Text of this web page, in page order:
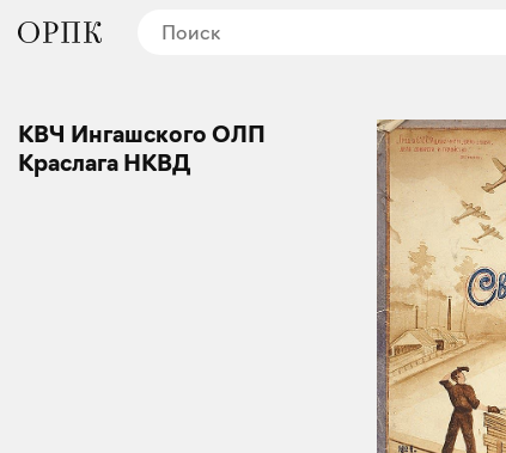
КВЧ Ингашского ОЛП
Краслага НКВД